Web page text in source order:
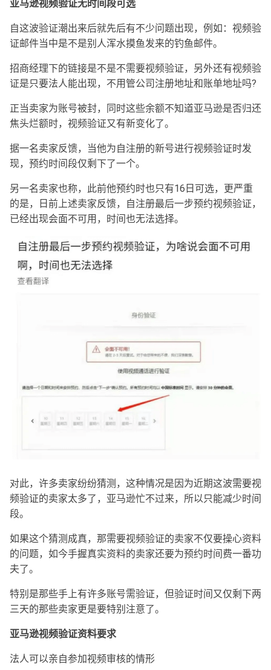
亚马逊视频验证无时间段可选
自这波验证潮出来后就先后有不少问题出现，例如：视频验
证邮件当中是不是别人浑水摸鱼发来的钓鱼邮件。
招商经理下的链接是不是不需要视频验证，另外还有视频验
证是只要法人能出现，不用管公司注册地址和账单地址吗?
正当卖家为账号被封，同时这些余额不知道亚马逊是否归还
焦头烂额时，视频验证又有新变化了。
据一名卖家反馈，当他为自注册的新号进行视频验证时发
现，预约时间段仅剩下了一个。
另一名卖家也称，此前他预约时也只有16日可选，更严重
的是，日前上述卖家反馈，自注册最后一步预约视频验证，
已经出现会面不可用，时间也无法选择。
对此，许多卖家纷纷猜测，这种情况是因为近期这波需要视
频验证的卖家太多了，亚马逊忙不过来，所以只能减少时间
段。
如果这个猜测成真，那需要视频验证的卖家不仅要操心资料
的问题，如今手握真实资料的卖家还要为预约时间费一番功
夫了。
特别是那些手上有许多账号需验证，但验证时间又仅剩下两
三天的那些卖家更是要特别注意了。
亚马逊视频验证资料要求
法人可以亲自参加视频审核的情形